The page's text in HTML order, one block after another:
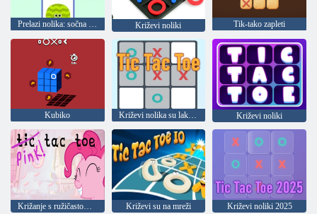
Prelazi nolika: sočna bitka Križevi noliki Tik-tako zapleti
Kubiko Križevi nolika su lako ili je teško igrati Križevi noliki
Križanje s ružičastom pitom Križevi su na mreži Križevi noliki 2025